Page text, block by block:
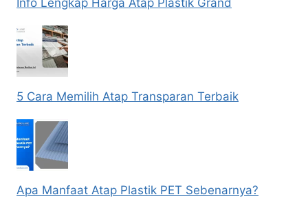
5 Cara Memilih Atap Transparan Terbaik
Apa Manfaat Atap Plastik PET Sebenarnya?